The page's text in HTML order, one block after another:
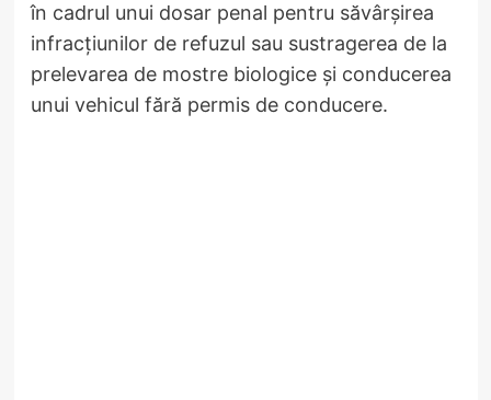
în cadrul unui dosar penal pentru săvârșirea
infracțiunilor de refuzul sau sustragerea de la
prelevarea de mostre biologice și conducerea
unui vehicul fără permis de conducere.